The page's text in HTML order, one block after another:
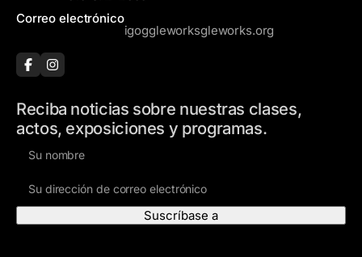
Correo electrónico
igoggleworksgleworks.org
Reciba noticias sobre nuestras clases,
actos, exposiciones y programas.